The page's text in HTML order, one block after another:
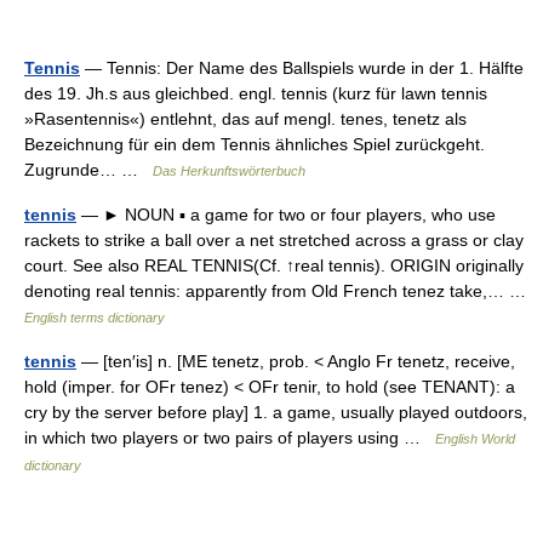
Tennis — Tennis: Der Name des Ballspiels wurde in der 1. Hälfte
des 19. Jh.s aus gleichbed. engl. tennis (kurz für lawn tennis
»Rasentennis«) entlehnt, das auf mengl. tenes, tenetz als
Bezeichnung für ein dem Tennis ähnliches Spiel zurückgeht.
Zugrunde… …
Das Herkunftswörterbuch
tennis — ► NOUN ▪ a game for two or four players, who use
rackets to strike a ball over a net stretched across a grass or clay
court. See also REAL TENNIS(Cf. ↑real tennis). ORIGIN originally
denoting real tennis: apparently from Old French tenez take,… …
English terms dictionary
tennis — [ten′is] n. [ME tenetz, prob. < Anglo Fr tenetz, receive,
hold (imper. for OFr tenez) < OFr tenir, to hold (see TENANT): a
cry by the server before play] 1. a game, usually played outdoors,
in which two players or two pairs of players using …
English World
dictionary